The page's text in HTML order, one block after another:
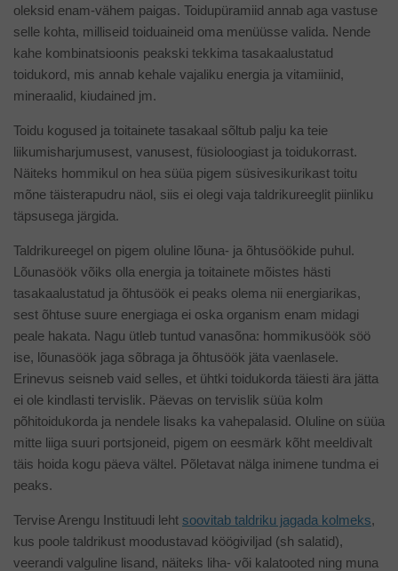
oleksid enam-vähem paigas. Toidupüramiid annab aga vastuse
selle kohta, milliseid toiduaineid oma menüüsse valida. Nende
kahe kombinatsioonis peakski tekkima tasakaalustatud
toidukord, mis annab kehale vajaliku energia ja vitamiinid,
mineraalid, kiudained jm.
Toidu kogused ja toitainete tasakaal sõltub palju ka teie
liikumisharjumusest, vanusest, füsioloogiast ja toidukorrast.
Näiteks hommikul on hea süüa pigem süsivesikurikast toitu
mõne täisterapudru näol, siis ei olegi vaja taldrikureeglit piinliku
täpsusega järgida.
Taldrikureegel on pigem oluline lõuna- ja õhtusöökide puhul.
Lõunasöök võiks olla energia ja toitainete mõistes hästi
tasakaalustatud ja õhtusöök ei peaks olema nii energiarikas,
sest õhtuse suure energiaga ei oska organism enam midagi
peale hakata. Nagu ütleb tuntud vanasõna: hommikusöök söö
ise, lõunasöök jaga sõbraga ja õhtusöök jäta vaenlasele.
Erinevus seisneb vaid selles, et ühtki toidukorda täiesti ära jätta
ei ole kindlasti tervislik. Päevas on tervislik süüa kolm
põhitoidukorda ja nendele lisaks ka vahepalasid. Oluline on süüa
mitte liiga suuri portsjoneid, pigem on eesmärk kõht meeldivalt
täis hoida kogu päeva vältel. Põletavat nälga inimene tundma ei
peaks.
Tervise Arengu Instituudi leht soovitab taldriku jagada kolmeks,
kus poole taldrikust moodustavad köögiviljad (sh salatid),
veerandi valguline lisand, näiteks liha- või kalatooted ning muna